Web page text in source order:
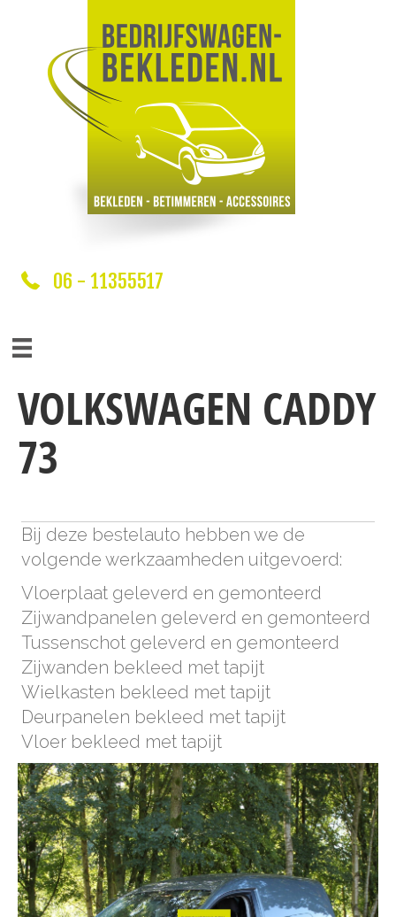
06 - 11355517
VOLKSWAGEN CADDY
73
Bij deze bestelauto hebben we de
volgende werkzaamheden uitgevoerd:
Vloerplaat geleverd en gemonteerd
Zijwandpanelen geleverd en gemonteerd
Tussenschot geleverd en gemonteerd
Zijwanden bekleed met tapijt
Wielkasten bekleed met tapijt
Deurpanelen bekleed met tapijt
Vloer bekleed met tapijt